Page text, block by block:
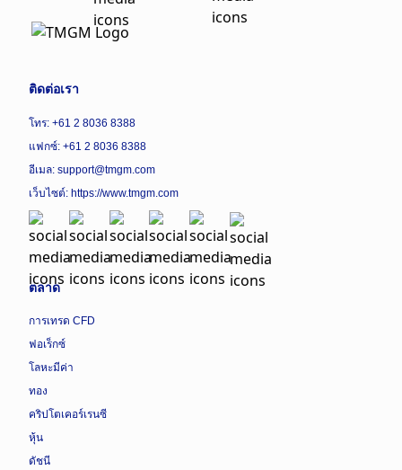
ติดต่อเรา
โทร: +61 2 8036 8388
แฟกซ์: +61 2 8036 8388
อีเมล: support@tmgm.com
เว็บไซต์: https://www.tmgm.com
ตลาด
การเทรด CFD
ฟอเร็กซ์
โลหะมีค่า
ทอง
คริปโตเคอร์เรนซี
หุ้น
ดัชนี